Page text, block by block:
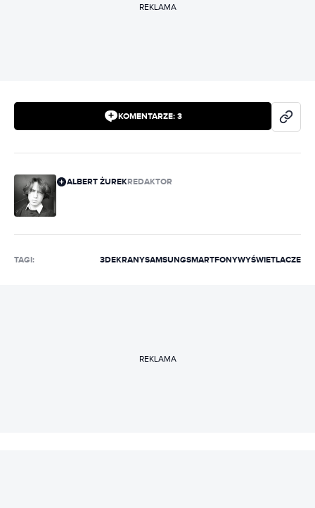
REKLAMA
KOMENTARZE: 3
ALBERT ŻUREKREDAKTOR
TAGI: 3DEKRANYSAMSUNGSMARTFONYWYŚWIETLACZE
REKLAMA